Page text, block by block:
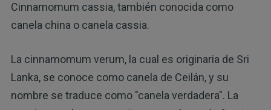
Cinnamomum cassia, también conocida como
canela china o canela cassia.
La cinnamomum verum, la cual es originaria de Sri
Lanka, se conoce como canela de Ceilán, y su
nombre se traduce como "canela verdadera". La